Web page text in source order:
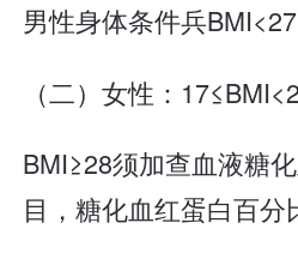
男性身体条件兵BMI<27
（二）女性：
BMI≥28须加查血液糖
目，糖化血红蛋白百分